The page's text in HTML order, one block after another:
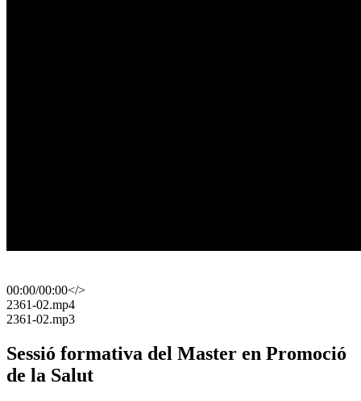
00:00/00:00</>
​2361-02.mp4
​2361-02.mp3
Sessió formativa del Master en Promoció
de la Salut